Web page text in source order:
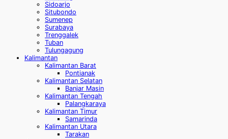
Sidoarjo
Situbondo
Sumenep
Surabaya
Trenggalek
Tuban
Tulungagung
Kalimantan
Kalimantan Barat
Pontianak
Kalimantan Selatan
Banjar Masin
Kalimantan Tengah
Palangkaraya
Kalimantan Timur
Samarinda
Kalimantan Utara
Tarakan